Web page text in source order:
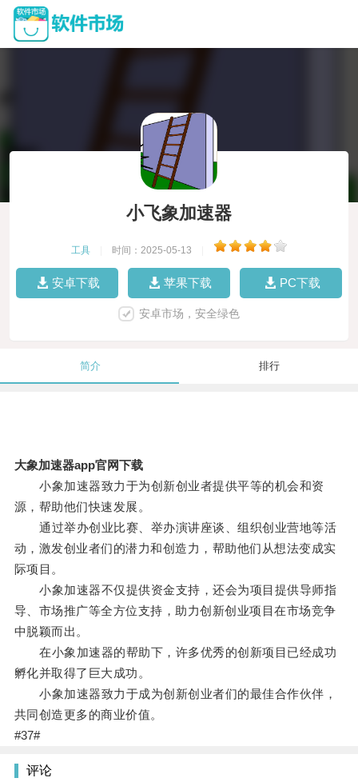
小飞象加速器
工具 时间：2025-05-13
安卓下载 苹果下载 PC下载
安卓市场，安全绿色
简介 排行
大象加速器app官网下载
小象加速器致力于为创新创业者提供平等的机会和资
源，帮助他们快速发展。
通过举办创业比赛、举办演讲座谈、组织创业营地等活
动，激发创业者们的潜力和创造力，帮助他们从想法变成实
际项目。
小象加速器不仅提供资金支持，还会为项目提供导师指
导、市场推广等全方位支持，助力创新创业项目在市场竞争
中脱颖而出。
在小象加速器的帮助下，许多优秀的创新项目已经成功
孵化并取得了巨大成功。
小象加速器致力于成为创新创业者们的最佳合作伙伴，
共同创造更多的商业价值。
#37#
评论